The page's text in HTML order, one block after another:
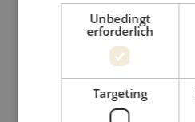
Unbedingt
erforderlich
Targeting